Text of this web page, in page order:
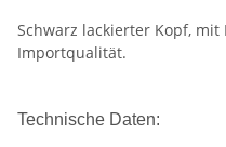
Schwarz lackierter Kopf, mit
Importqualität.
Technische Daten: